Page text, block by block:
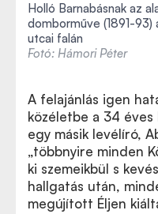
Holló Barnabásnak az
domborműve (1891-93)
utcai falán
Fotó: Hámori Péter
A felajánlás igen
közéletbe a 34 éves
egy másik levélíró,
„többnyire minden
ki szemeikbül s
hallgatás után,
megújított Éljen